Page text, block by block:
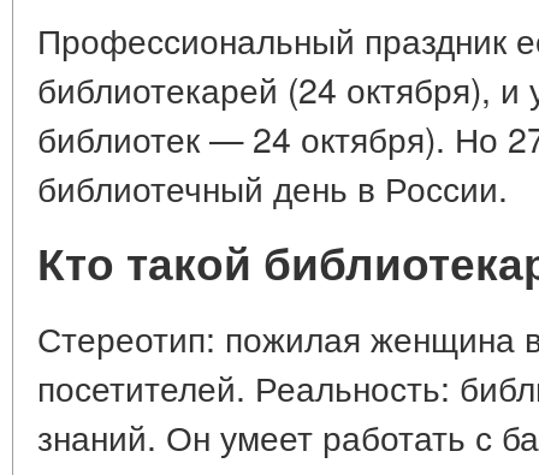
Профессиональный праздник
библиотекарей (24 октября),
библиотек — 24 октября). Но
библиотечный день в России.
Кто такой
Стереотип: пожилая женщина
посетителей. Реальность:
знаний. Он умеет работать с